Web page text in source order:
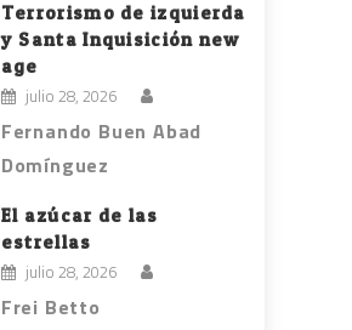
Terrorismo de izquierda
y Santa Inquisición new
age
julio 28, 2026
Fernando Buen Abad
Domínguez
El azúcar de las
estrellas
julio 28, 2026
Frei Betto